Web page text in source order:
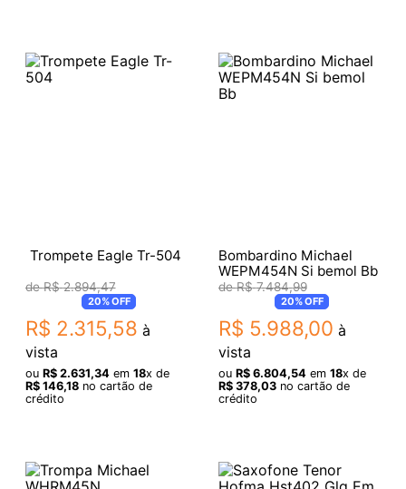
Trompete Eagle Tr-504
R$ 2.894,47
20%OFF
R$ 2.315,58 à
vista
ou R$ 2.631,34em 18x de
R$ 146,18no cartão de
crédito
Bombardino Michael
WEPM454N Si bemol Bb
R$ 7.484,99
20%OFF
R$ 5.988,00 à
vista
ou R$ 6.804,54em 18x de
R$ 378,03no cartão de
crédito